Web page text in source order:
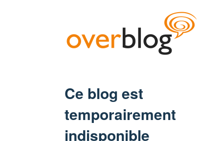
Ce blog est
temporairement
indisponible